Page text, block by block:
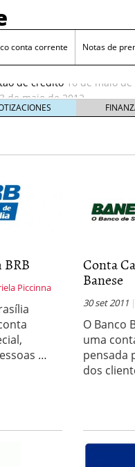
conta corrente Notas de
de maio de 2012
2011
de 2011
de crédito 16 de maio de
Piccinna
…
Conta
Banese
30 set 2011
O Banco
uma
pensada
dos